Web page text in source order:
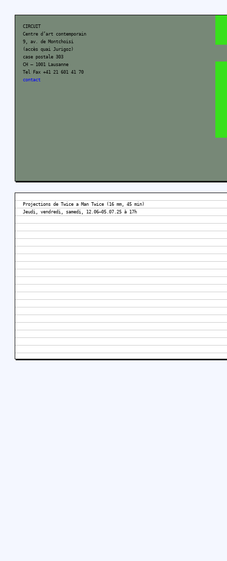
CIRCUIT
Centre d’art contemporain
9, av. de Montchoisi
(accès quai Jurigoz)
case postale 303
CH – 1001 Lausanne
Tel Fax +41 21 601 41 70
contact
Projections de Twice a Man Twice (16 mm, 45 min)
Jeudi, vendredi, samedi, 12.06–05.07.25 à 17h